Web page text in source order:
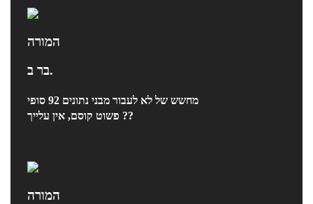
המורה
בר ב.
מחשש של לא לעבור מבני נתונים 92 סופי
פשוט קוסם, אין עלייך ??
המורה